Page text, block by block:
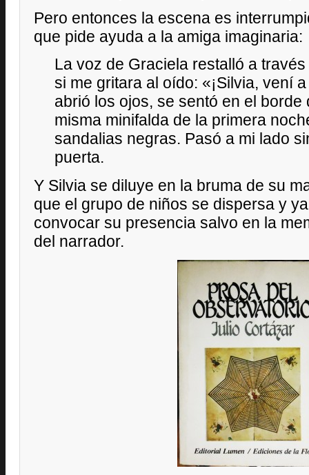
Pero entonces la escena es
que pide ayuda a la amiga imaginaria:
La voz de Graciela restalló a
si me gritara al oído: «¡Silvia, vení
abrió los ojos, se sentó en el borde
misma minifalda de la primera
sandalias negras. Pasó a mi lado
puerta.
Y Silvia se diluye en la bruma de su
que el grupo de niños se dispersa y
convocar su presencia salvo en la
del narrador.